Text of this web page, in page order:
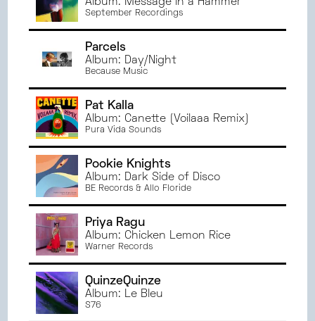
Album: Message in a Hammer
September Recordings
Parcels
Album: Day/Night
Because Music
Pat Kalla
Album: Canette (Voilaaa Remix)
Pura Vida Sounds
Pookie Knights
Album: Dark Side of Disco
BE Records & Allo Floride
Priya Ragu
Album: Chicken Lemon Rice
Warner Records
QuinzeQuinze
Album: Le Bleu
S76